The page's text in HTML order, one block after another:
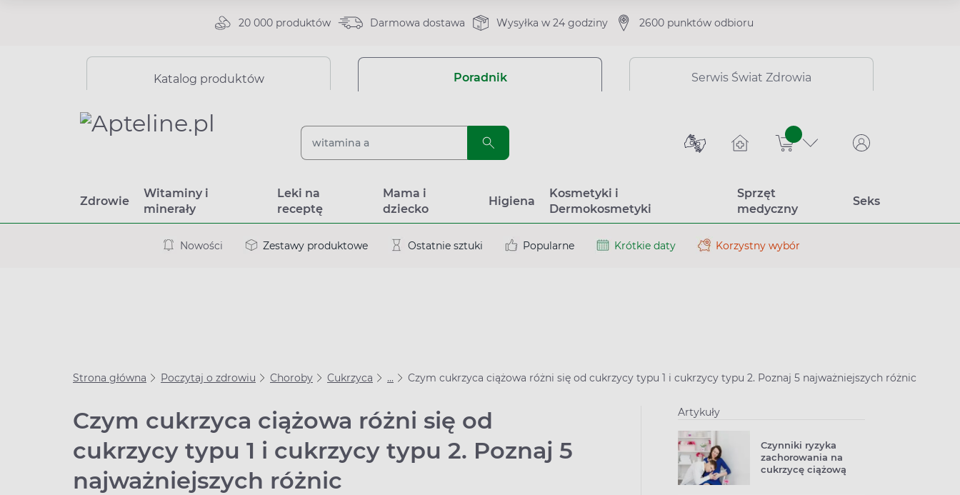
20 000 produktów Darmowa dostawa Wysyłka w 24 godziny 2600 punktów odbioru
Katalog produktów Poradnik Serwis Świat Zdrowia
sztuk
Zdrowie
Witaminy i
minerały
Leki na
receptę
Mama i
dziecko
Higiena
Kosmetyki i
Dermokosmetyki
Sprzęt
medyczny
Seks
Nowości Zestawy produktowe Ostatnie sztuki Popularne Krótkie daty Korzystny wybór
Strona główna Poczytaj o zdrowiu Choroby Cukrzyca ... Czym cukrzyca ciążowa różni się od cukrzycy typu 1 i cukrzycy typu 2. Poznaj 5 najważniejszych różnic
Czym cukrzyca ciążowa różni się od
cukrzycy typu 1 i cukrzycy typu 2. Poznaj 5
najważniejszych różnic
Artykuły
Czynniki ryzyka
zachorowania na
cukrzycę ciążową